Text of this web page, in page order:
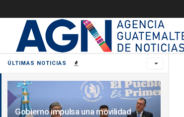
ÚLTIMAS NOTICIAS
Gobierno impulsa una movilidad